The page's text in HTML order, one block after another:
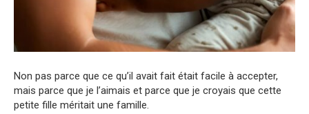
Non pas parce que ce qu’il avait fait était facile à accepter,
mais parce que je l’aimais et parce que je croyais que cette
petite fille méritait une famille.